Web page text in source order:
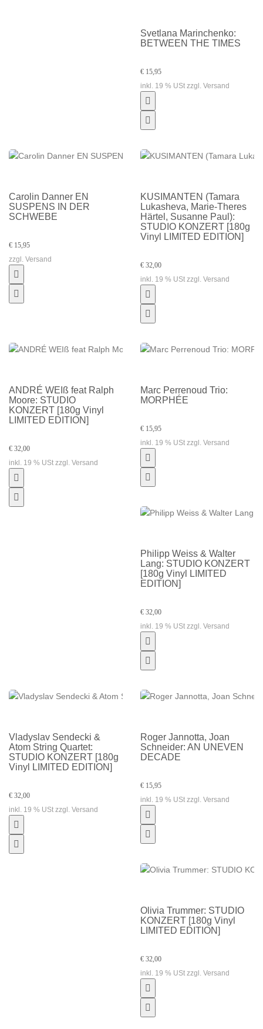
Svetlana Marinchenko:
BETWEEN THE TIMES
€ 15,95
inkl. 19 % USt zzgl. Versand
Carolin Danner EN
SUSPENS IN DER
SCHWEBE
€ 15,95
zzgl. Versand
KUSIMANTEN (Tamara
Lukasheva, Marie-Theres
Härtel, Susanne Paul):
STUDIO KONZERT [180g
Vinyl LIMITED EDITION]
€ 32,00
inkl. 19 % USt zzgl. Versand
ANDRÉ WEIß feat Ralph
Moore: STUDIO
KONZERT [180g Vinyl
LIMITED EDITION]
€ 32,00
inkl. 19 % USt zzgl. Versand
Marc Perrenoud Trio:
MORPHÉE
€ 15,95
inkl. 19 % USt zzgl. Versand
Philipp Weiss & Walter
Lang: STUDIO KONZERT
[180g Vinyl LIMITED
EDITION]
€ 32,00
inkl. 19 % USt zzgl. Versand
Vladyslav Sendecki &
Atom String Quartet:
STUDIO KONZERT [180g
Vinyl LIMITED EDITION]
€ 32,00
inkl. 19 % USt zzgl. Versand
Roger Jannotta, Joan
Schneider: AN UNEVEN
DECADE
€ 15,95
inkl. 19 % USt zzgl. Versand
Olivia Trummer: STUDIO
KONZERT [180g Vinyl
LIMITED EDITION]
€ 32,00
inkl. 19 % USt zzgl. Versand